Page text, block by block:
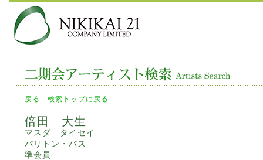
戻る 検索トップに戻る
倍田 大生
マスダ タイセイ
バリトン・バス
準会員